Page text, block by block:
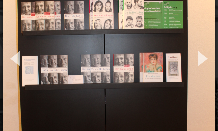
Figurentheater
"Schnrps krps drps"
Lernbox
"Sorgenfresserchen"
Zirkusworkshop
05/2025
Konzert pure 94
05/2025
Kulturtreff "Vereine
stellen sich vor"
05/2025